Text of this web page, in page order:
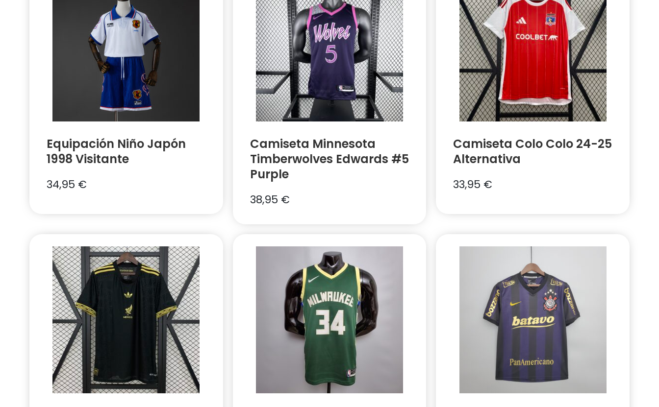
Equipación Niño Japón
1998 Visitante
34,95 €
Camiseta Minnesota
Timberwolves Edwards #5
Purple
38,95 €
Camiseta Colo Colo 24-25
Alternativa
33,95 €